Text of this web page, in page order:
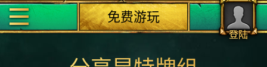
登陆
免费游玩